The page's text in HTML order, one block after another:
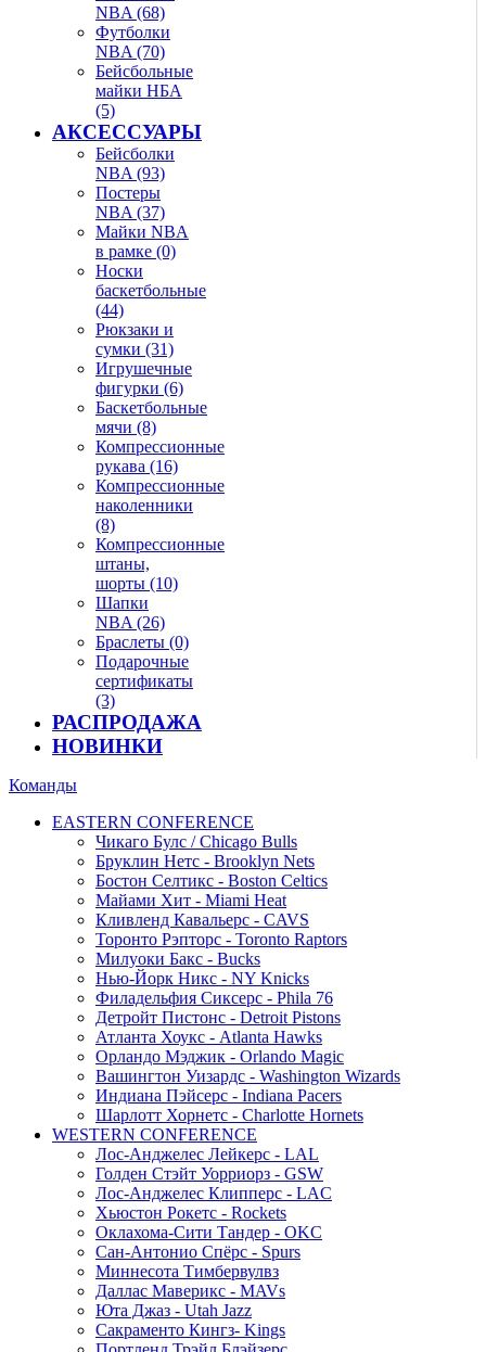
NBA (68)
Футболки
NBA (70)
Бейсбольные
майки НБА
(5)
АКСЕССУАРЫ
Бейсболки
NBA (93)
Постеры
NBA (37)
Майки NBA
в рамке (0)
Носки
баскетбольные
(44)
Рюкзаки и
сумки (31)
Игрушечные
фигурки (6)
Баскетбольные
мячи (8)
Компрессионные
рукава (16)
Компрессионные
наколенники
(8)
Компрессионные
штаны,
шорты (10)
Шапки
NBA (26)
Браслеты (0)
Подарочные
сертификаты
(3)
РАСПРОДАЖА
НОВИНКИ
Команды
EASTERN CONFERENCE
Чикаго Булс / Chicago Bulls
Бруклин Нетс - Brooklyn Nets
Бостон Селтикс - Boston Celtics
Майами Хит - Miami Heat
Кливленд Кавальерс - CAVS
Торонто Рэпторс - Toronto Raptors
Милуоки Бакс - Bucks
Нью-Йорк Никс - NY Knicks
Филадельфия Сиксерс - Phila 76
Детройт Пистонс - Detroit Pistons
Атланта Хоукс - Atlanta Hawks
Орландо Мэджик - Orlando Magic
Вашингтон Уизардс - Washington Wizards
Индиана Пэйсерс - Indiana Pacers
Шарлотт Хорнетс - Charlotte Hornets
WESTERN CONFERENCE
Лос-Анджелес Лейкерс - LAL
Голден Стэйт Уорриорз - GSW
Лос-Анджелес Клипперс - LAC
Хьюстон Рокетс - Rockets
Оклахома-Сити Тандер - OKC
Сан-Антонио Спёрс - Spurs
Миннесота Тимбервулвз
Даллас Маверикс - MAVs
Юта Джаз - Utah Jazz
Сакраменто Кингз- Kings